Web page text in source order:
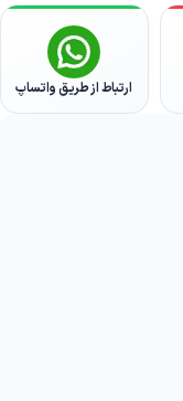
ارتباط از طریق واتساپ